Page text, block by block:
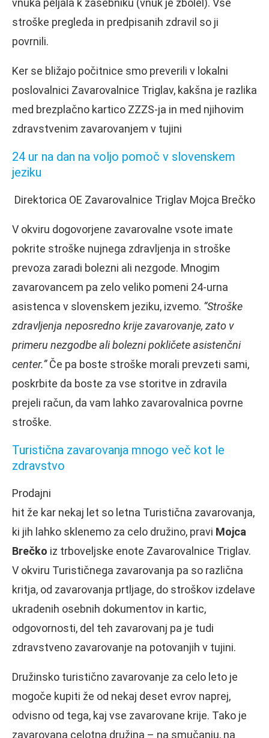
vnuka peljala k zasebniku (vnuk je zbolel). Vse
stroške pregleda in predpisanih zdravil so ji
povrnili.
Ker se bližajo počitnice smo preverili v lokalni
poslovalnici Zavarovalnice Triglav, kakšna je razlika
med brezplačno kartico ZZZS-ja in med njihovim
zdravstvenim zavarovanjem v tujini
24 ur na dan na voljo pomoč v slovenskem
jeziku
Direktorica OE Zavarovalnice Triglav Mojca Brečko
V okviru dogovorjene zavarovalne vsote imate
pokrite stroške nujnega zdravljenja in stroške
prevoza zaradi bolezni ali nezgode. Mnogim
zavarovancem pa zelo veliko pomeni 24-urna
asistenca v slovenskem jeziku, izvemo. “Stroške
zdravljenja neposredno krije zavarovanje, zato v
primeru nezgodbe ali bolezni pokličete asistenčni
center.”Če pa boste stroške morali prevzeti sami,
poskrbite da boste za vse storitve in zdravila
prejeli račun, da vam lahko zavarovalnica povrne
stroške.
Turistična zavarovanja mnogo več kot le
zdravstvo
Prodajni
hit že kar nekaj let so letna Turistična zavarovanja,
ki jih lahko sklenemo za celo družino, pravi Mojca
Brečko iz trboveljske enote Zavarovalnice Triglav.
V okviru Turističnega zavarovanja pa so različna
kritja, od zavarovanja prtljage, do stroškov izdelave
ukradenih osebnih dokumentov in kartic,
odgovornosti, del teh zavarovanj pa je tudi
zdravstveno zavarovanje na potovanjih v tujini.
Družinsko turistično zavarovanje za celo leto je
mogoče kupiti že od nekaj deset evrov naprej,
odvisno od tega, kaj vse zavarovane krije. Tako je
zavarovana celotna družina – na smučanju, na